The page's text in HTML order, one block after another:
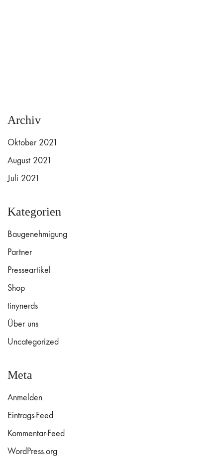
Archiv
Oktober 2021
August 2021
Juli 2021
Kategorien
Baugenehmigung
Partner
Presseartikel
Shop
tinynerds
Über uns
Uncategorized
Meta
Anmelden
Eintrags-Feed
Kommentar-Feed
WordPress.org